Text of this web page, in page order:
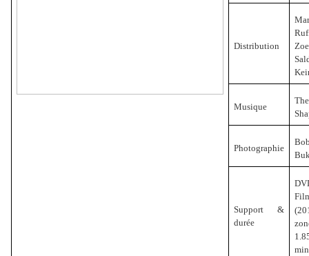
Distribution
Zoe
Musique
Photographie
Support &
durée
min